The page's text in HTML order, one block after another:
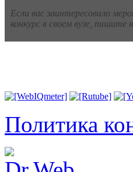
Если вас заинтересовало
конкурс в своем вузе,
Политика